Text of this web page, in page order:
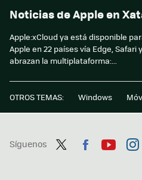
Noticias de Apple en
Apple:xCloud ya está disponible
Apple en 22 países vía Edge, Safari
abrazan la multiplataforma:...
OTROS TEMAS: Windows
Síguenos